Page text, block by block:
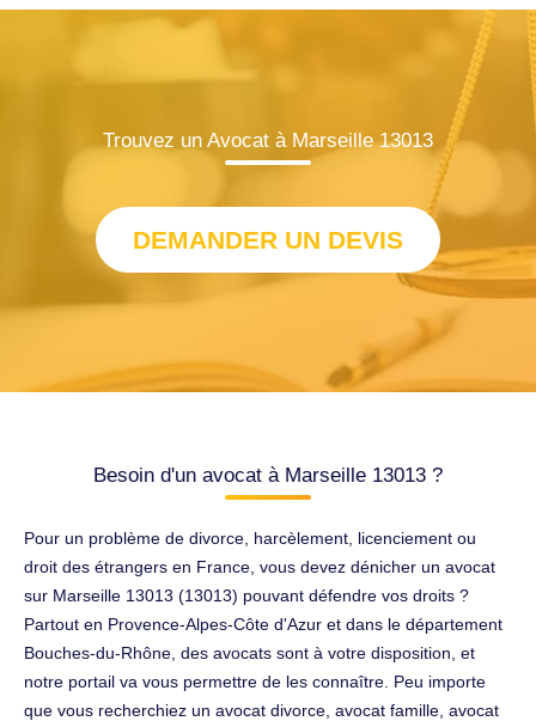
Trouvez un Avocat à Marseille 13013
DEMANDER UN DEVIS
Besoin d'un avocat à Marseille 13013 ?
Pour un problème de divorce, harcèlement, licenciement ou
droit des étrangers en France, vous devez dénicher un avocat
sur Marseille 13013 (13013) pouvant défendre vos droits ?
Partout en Provence-Alpes-Côte d'Azur et dans le département
Bouches-du-Rhône, des avocats sont à votre disposition, et
notre portail va vous permettre de les connaître. Peu importe
que vous recherchiez un avocat divorce, avocat famille, avocat